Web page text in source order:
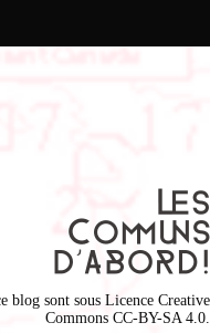
blog sont sous Licence Creative
Commons CC-BY-SA 4.0